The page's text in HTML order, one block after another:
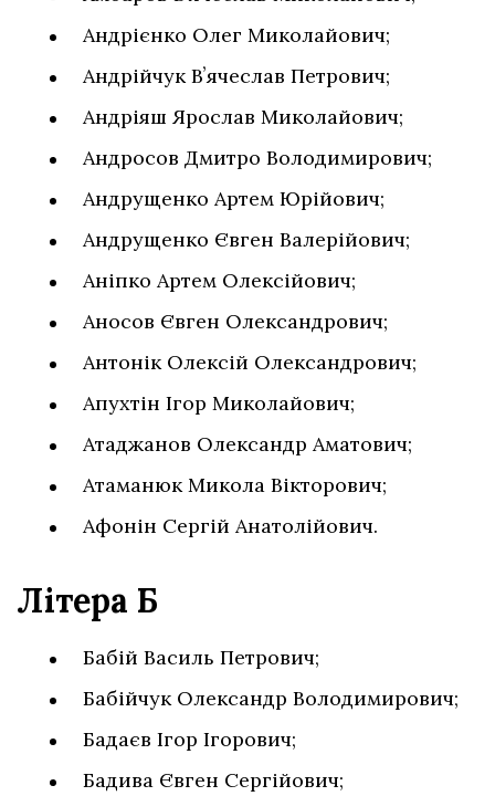
Андрієнко Олег Миколайович;
Андрійчук Вʼячеслав Петрович;
Андріяш Ярослав Миколайович;
Андросов Дмитро Володимирович;
Андрущенко Артем Юрійович;
Андрущенко Євген Валерійович;
Аніпко Артем Олексійович;
Аносов Євген Олександрович;
Антонік Олексій Олександрович;
Апухтін Ігор Миколайович;
Атаджанов Олександр Аматович;
Атаманюк Микола Вікторович;
Афонін Сергій Анатолійович.
Літера Б
Бабій Василь Петрович;
Бабійчук Олександр Володимирович;
Бадаєв Ігор Ігорович;
Бадива Євген Сергійович;